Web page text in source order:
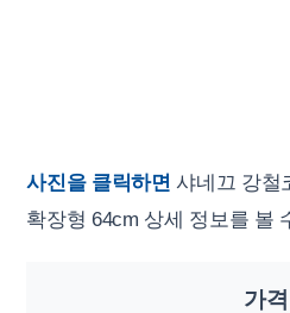
사진을 클릭하면 샤네끄 강철
확장형 64cm 상세 정보를 볼
가격